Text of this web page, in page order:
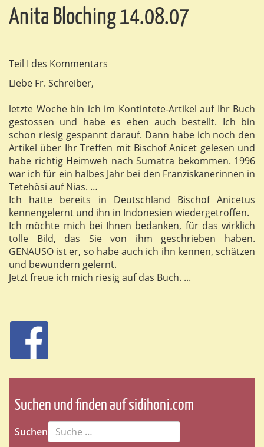
Anita Bloching 14.08.07
Teil I des Kommentars
Liebe Fr. Schreiber,
letzte Woche bin ich im Kontintete-Artikel auf Ihr Buch
gestossen und habe es eben auch bestellt. Ich bin
schon riesig gespannt darauf. Dann habe ich noch den
Artikel über Ihr Treffen mit Bischof Anicet gelesen und
habe richtig Heimweh nach Sumatra bekommen. 1996
war ich für ein halbes Jahr bei den Franziskanerinnen in
Tetehösi auf Nias. …
Ich hatte bereits in Deutschland Bischof Anicetus
kennengelernt und ihn in Indonesien wiedergetroffen.
Ich möchte mich bei Ihnen bedanken, für das wirklich
tolle Bild, das Sie von ihm geschrieben haben.
GENAUSO ist er, so habe auch ich ihn kennen, schätzen
und bewundern gelernt.
Jetzt freue ich mich riesig auf das Buch. ...
Suchen und finden auf sidihoni.com
Suchen